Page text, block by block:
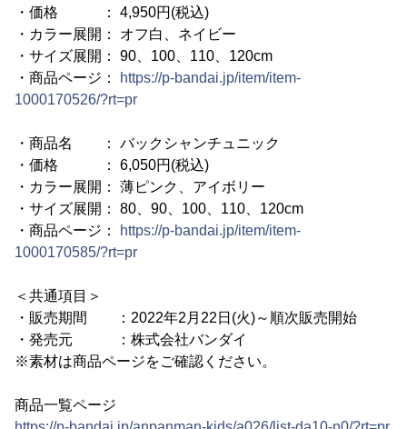
・価格 ： 4,950円(税込)
・カラー展開： オフ白、ネイビー
・サイズ展開： 90、100、110、120cm
・商品ページ：
https://p-bandai.jp/item/item-
1000170526/?rt=pr
・商品名 ： バックシャンチュニック
・価格 ： 6,050円(税込)
・カラー展開： 薄ピンク、アイボリー
・サイズ展開： 80、90、100、110、120cm
・商品ページ：
https://p-bandai.jp/item/item-
1000170585/?rt=pr
＜共通項目＞
・販売期間 ：2022年2月22日(火)～順次販売開始
・発売元 ：株式会社バンダイ
※素材は商品ページをご確認ください。
商品一覧ページ